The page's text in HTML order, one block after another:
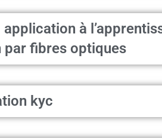
à
par fibres optiques
kyc